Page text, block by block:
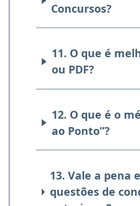
Concursos?
11. O que é
ou PDF?
12. O que é o
ao Ponto”?
13. Vale a pena
questões de